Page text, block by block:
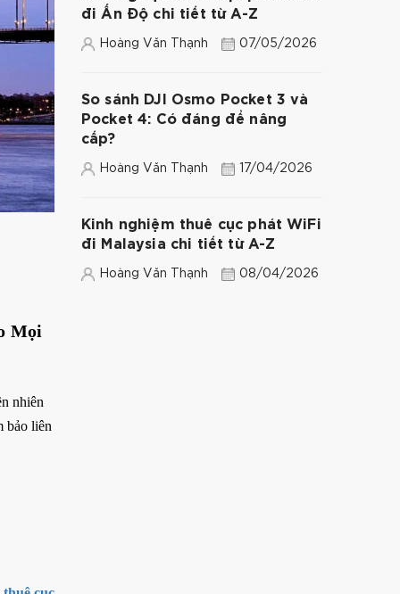
Mọi
nhiên
bảo liên
đi Ấn Độ chi tiết từ A-Z
Hoàng Văn Thạnh 07/05/2026
So sánh DJI Osmo Pocket 3 và
Pocket 4: Có đáng để nâng
cấp?
Hoàng Văn Thạnh 17/04/2026
Kinh nghiệm thuê cục phát WiFi
đi Malaysia chi tiết từ A-Z
Hoàng Văn Thạnh 08/04/2026